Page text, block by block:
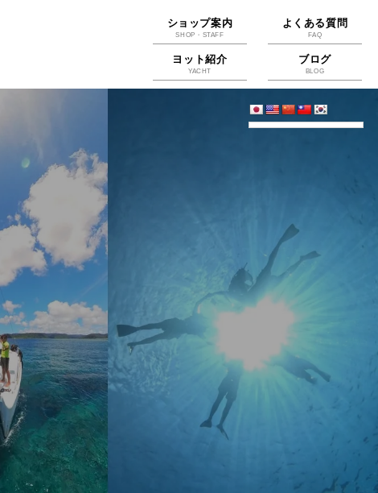
ショップ案内
SHOP・STAFF
よくある質問
FAQ
ヨット紹介
YACHT
ブログ
BLOG